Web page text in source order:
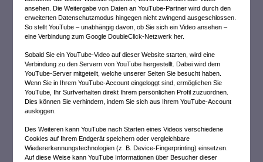
ansehen. Die Weitergabe von Daten an YouTube-Partner wird durch den
erweiterten Datenschutzmodus hingegen nicht zwingend ausgeschlossen.
So stellt YouTube – unabhängig davon, ob Sie sich ein Video ansehen –
eine Verbindung zum Google DoubleClick-Netzwerk her.
Sobald Sie ein YouTube-Video auf dieser Website starten, wird eine
Verbindung zu den Servern von YouTube hergestellt. Dabei wird dem
YouTube-Server mitgeteilt, welche unserer Seiten Sie besucht haben.
Wenn Sie in Ihrem YouTube-Account eingeloggt sind, ermöglichen Sie
YouTube, Ihr Surfverhalten direkt Ihrem persönlichen Profil zuzuordnen.
Dies können Sie verhindern, indem Sie sich aus Ihrem YouTube-Account
ausloggen.
Des Weiteren kann YouTube nach Starten eines Videos verschiedene
Cookies auf Ihrem Endgerät speichern oder vergleichbare
Wiedererkennungstechnologien (z. B. Device-Fingerprinting) einsetzen.
Auf diese Weise kann YouTube Informationen über Besucher dieser